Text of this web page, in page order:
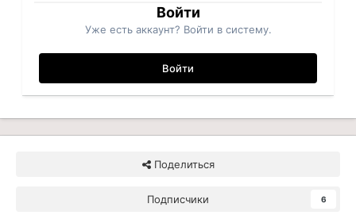
Войти
Уже есть аккаунт? Войти в систему.
Войти
Поделиться
Подписчики 6